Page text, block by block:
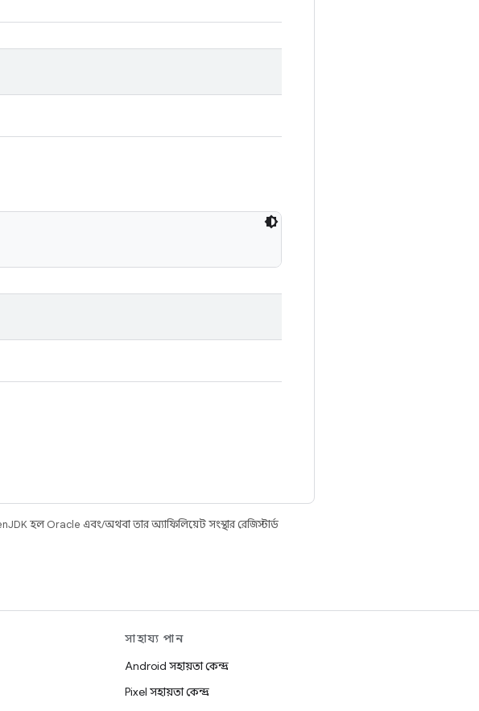
হল Oracle এবং/অথবা তার অ্যাফিলিয়েট সংস্থার রেজিস্টার্ড
সাহায্য পান
Android সহায়তা কেন্দ্র
Pixel সহায়তা কেন্দ্র